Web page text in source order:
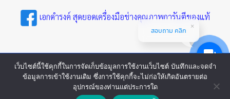
เอกดำรงค์ สุดยอดเครื่องมือช่างคุณภาพการันตีของแท้
เว็บไซต์นี้ใช้คุกกี้ในการจัดเก็บข้อมูลการใช้งานเว็บไซต์ บันทึกและจดจำ
ข้อมูลการเข้าใช้งานเดิม ซึ่งการใช้คุกกี้จะไม่ก่อให้เกิดอันตรายต่อ
อุปกรณ์ของท่านแต่ประการใด
สอบถาม คลิก